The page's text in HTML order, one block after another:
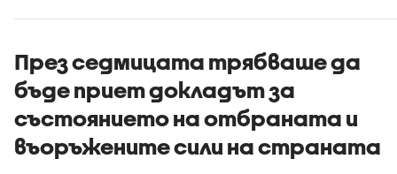
доверие през
През седмицата трябваше да
бъде приет докладът за
състоянието на отбраната и
въоръжените сили на страната